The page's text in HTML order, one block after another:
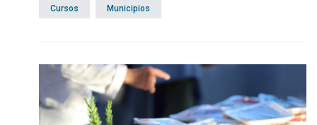
Cursos Municipios